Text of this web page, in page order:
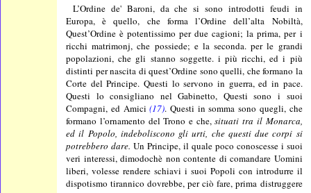
L’Ordine de' Baroni, da che si sono introdotti feudi in
Europa, è quello, che forma l’Ordine dell’alta Nobiltà,
Quest’Ordine è potentissimo per due cagioni; la prima, per i
ricchi matrimonj, che possiede; e la seconda. per le grandi
popolazioni, che gli stanno soggette. i più ricchi, ed i più
distinti per nascita di quest’Ordine sono quelli, che formano la
Corte del Principe. Questi lo servono in guerra, ed in pace.
Questi lo consigliano nel Gabinetto, Questi sono i suoi
Compagni, ed Amici(17). Questi in somma sono quegli, che
formano l’ornamento del Trono e che,situati tra il Monarca,
ed il Popolo, indeboliscono gli urti, che questi due corpi si
potrebbero dare. Un Principe, il quale poco conoscesse i suoi
veri interessi, dimodochè non contente di comandare Uomini
liberi, volesse rendere schiavi i suoi Popoli con introdurre il
dispotismo tirannico dovrebbe, per ciò fare, prima distruggere